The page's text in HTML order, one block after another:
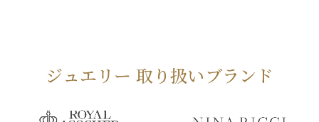
ジュエリー 取り扱いブランド